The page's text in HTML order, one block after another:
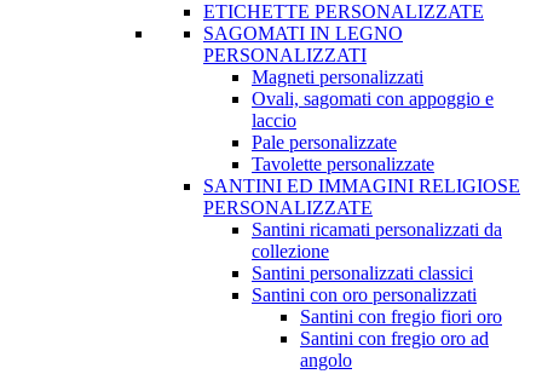
ETICHETTE PERSONALIZZATE
SAGOMATI IN LEGNO
PERSONALIZZATI
Magneti personalizzati
Ovali, sagomati con appoggio e
laccio
Pale personalizzate
Tavolette personalizzate
SANTINI ED IMMAGINI RELIGIOSE
PERSONALIZZATE
Santini ricamati personalizzati da
collezione
Santini personalizzati classici
Santini con oro personalizzati
Santini con fregio fiori oro
Santini con fregio oro ad
angolo